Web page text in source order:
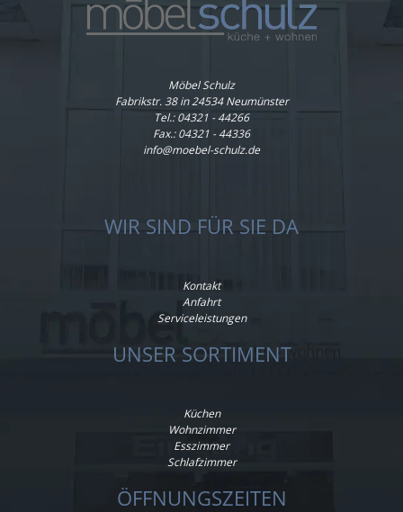
Möbel Schulz
Fabrikstr. 38 in 24534 Neumünster
Tel.:04321 - 44266
Fax.: 04321 - 44336
info@moebel-schulz.de
WIR SIND FÜR SIE DA
Kontakt
Anfahrt
Serviceleistungen
UNSER SORTIMENT
Küchen
Wohnzimmer
Esszimmer
Schlafzimmer
ÖFFNUNGSZEITEN